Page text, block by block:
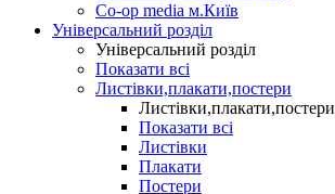
Co-op media м.Київ
Універсальний розділ
Універсальний розділ
Показати всі
Листівки,плакати,постери
Листівки,плакати,постери
Показати всі
Листівки
Плакати
Постери